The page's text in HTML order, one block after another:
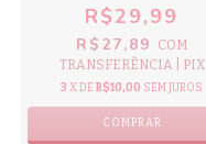
R$29,99
R$27,89
COM
TRANSFERÊNCIA | PIX
3 X DE R$10,00 SEM JUROS
COMPRAR